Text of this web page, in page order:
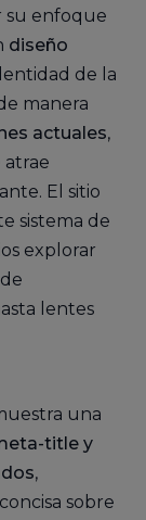
su enfoque
diseño
de la
manera
actuales,
atrae
El sitio
sistema de
explorar
lentes
una
title y
,
sobre